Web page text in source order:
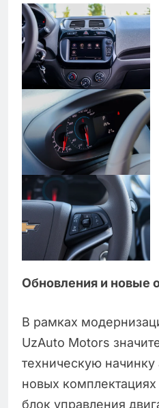
Обновления и новые
В рамках
UzAuto Motors
техническую
новых
блок управления